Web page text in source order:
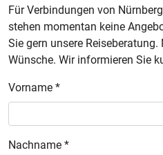
Für Verbindungen von
stehen momentan keine
Sie gern unsere Reiseberatung.
Wünsche. Wir informieren Sie
Vorname *
Nachname *